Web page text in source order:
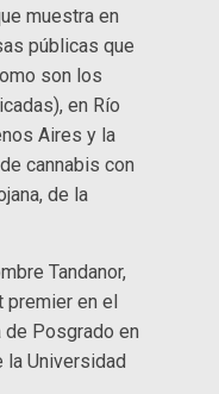
muestra en
públicas que
son los
en Río
Aires y la
cannabis con
de la
Tandanor,
premier en el
Posgrado en
la Universidad